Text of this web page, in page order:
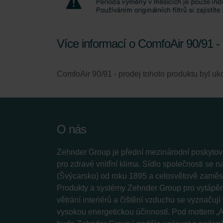
Zehnder Polska Sp. z o.o.:
Více informací o ComfoAir 90/91
ComfoAir 90/91 - prodej tohoto produktu byl
O nás
Zehnder Group je přední mezinárodní
pro zdravé vnitřní klima. Sídlo společnosti se
(Švýcarsko) od roku 1895 a celosvětově
Produkty a systémy Zehnder Group pro
větrání interiérů a čištění vzduchu se
vysokou energetickou účinností. Pod mottem